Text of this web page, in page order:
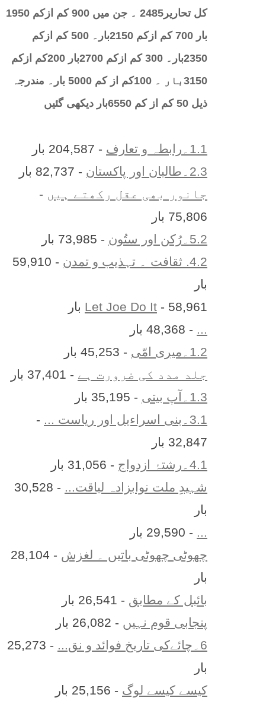
کل تحارير2485 ۔ جن میں 900 کم ازکم 1950
بار 700 کم ازکم 2150بار۔ 500 کم ازکم
2350بار۔ 300 کم ازکم 2700بار 200کم ازکم
3150بار ۔ 100کم از کم 5000 بار۔ مندرجہ
ذیل 50 کم از کم 6550بار دیکھی گئیں
1.1۔رابطہ و تعارف
- 204,587 بار
2.3۔طالبان اور پاکستان
- 82,737 بار
جانور بھی عقل رکھتے ہیں
-
75,806 بار
5.2۔رُکن اور ستُون
- 73,985 بار
4.2. ثقافت ۔ تہذیب و تمدن
- 59,910
بار
Let Joe Do It - 58,961 بار
- 48,368 بار
1.2۔میری امّی
- 45,253 بار
جلد مدد کی ضرورت ہے - 37,401 بار
1.3۔آپ بیتی
- 35,195 بار
3.1۔بنی اسراءیل اور ریاست ...
-
32,847 بار
4.1۔رشتۂ ازدواج
- 31,056 بار
شہیدِ ملت نوابزادہ لیاقت...
- 30,528
بار
- 29,590 بار
چھوٹی چھوٹی باتیں ۔ لغزش
- 28,104
بار
بائبل کے مطابق - 26,541 بار
پنجابی قوم نہیں - 26,082 بار
6۔چائےکی تاریخ فوائد و نق...
- 25,273
بار
کیسے کیسے لوگ - 25,156 بار